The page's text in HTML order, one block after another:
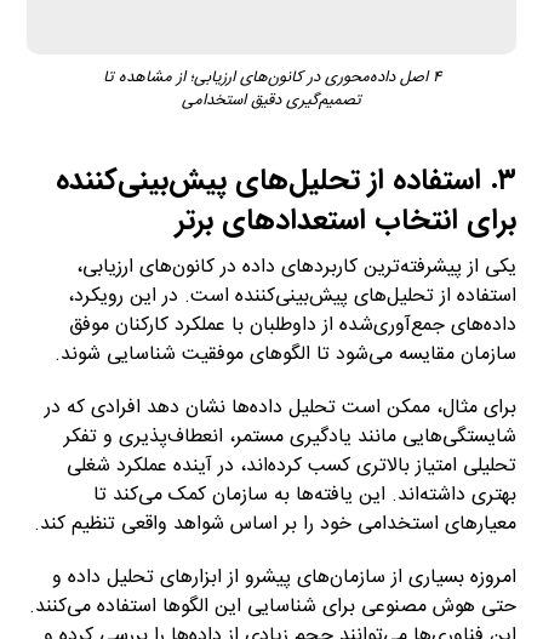
۴ اصل داده‌محوری در کانون‌های ارزیابی؛ از مشاهده تا
تصمیم‌گیری دقیق استخدامی
۳. استفاده از تحلیل‌های پیش‌بینی‌کننده
برای انتخاب استعدادهای برتر
یکی از پیشرفته‌ترین کاربردهای داده در کانون‌های ارزیابی،
استفاده از تحلیل‌های پیش‌بینی‌کننده است. در این رویکرد،
داده‌های جمع‌آوری‌شده از داوطلبان با عملکرد کارکنان موفق
سازمان مقایسه می‌شود تا الگوهای موفقیت شناسایی شوند.
برای مثال، ممکن است تحلیل داده‌ها نشان دهد افرادی که در
شایستگی‌هایی مانند یادگیری مستمر، انعطاف‌پذیری و تفکر
تحلیلی امتیاز بالاتری کسب کرده‌اند، در آینده عملکرد شغلی
بهتری داشته‌اند. این یافته‌ها به سازمان کمک می‌کند تا
معیارهای استخدامی خود را بر اساس شواهد واقعی تنظیم کند.
امروزه بسیاری از سازمان‌های پیشرو از ابزارهای تحلیل داده و
حتی هوش مصنوعی برای شناسایی این الگوها استفاده می‌کنند.